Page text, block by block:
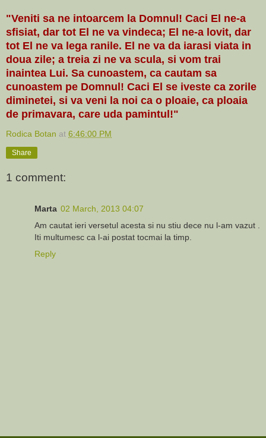
"Veniti sa ne intoarcem la Domnul! Caci El ne-a
sfisiat, dar tot El ne va vindeca; El ne-a lovit, dar
tot El ne va lega ranile. El ne va da iarasi viata in
doua zile; a treia zi ne va scula, si vom trai
inaintea Lui. Sa cunoastem, ca cautam sa
cunoastem pe Domnul! Caci El se iveste ca zorile
diminetei, si va veni la noi ca o ploaie, ca ploaia
de primavara, care uda pamintul!"
Rodica Botan at 6:46:00 PM
Share
1 comment:
Marta 02 March, 2013 04:07
Am cautat ieri versetul acesta si nu stiu dece nu l-am vazut .
Iti multumesc ca l-ai postat tocmai la timp.
Reply